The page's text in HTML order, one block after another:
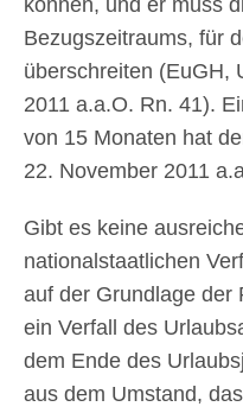
Bezugszeitraums, für
überschreiten (EuGH,
2011 a.a.O. Rn. 41).
von 15 Monaten hat
22. November 2011
Gibt es keine
nationalstaatlichen
auf der Grundlage der
ein Verfall des
dem Ende des
aus dem Umstand,